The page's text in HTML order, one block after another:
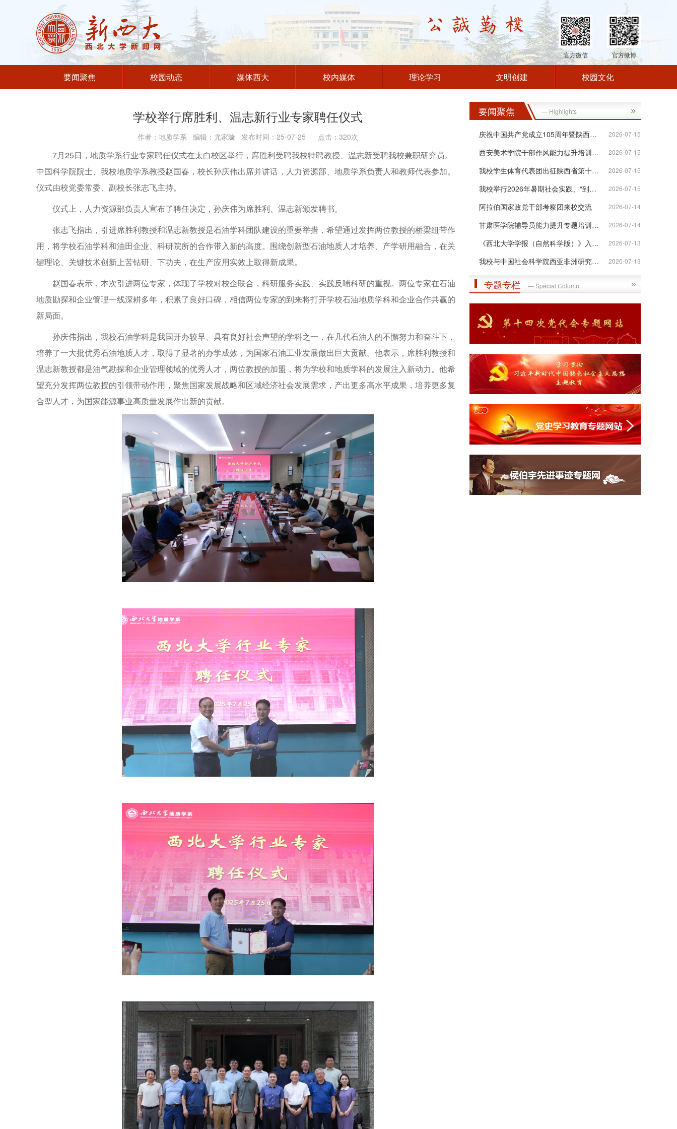
官方微信 官方微博
要闻聚焦 校园动态 媒体西大 校内媒体 理论学习 文明创建 校园文化
学校举行席胜利、温志新行业专家聘任仪式
作者：地质学系 编辑：尤家璇 发布时间：25-07-25 点击： 320次
7月25日，地质学系行业专家聘任仪式在太白校区举行，席胜利受聘我校特聘教授、温志新受聘我校兼职研究员。
中国科学院院士、我校地质学系教授赵国春，校长孙庆伟出席并讲话，人力资源部、地质学系负责人和教师代表参加。
仪式由校党委常委、副校长张志飞主持。
仪式上，人力资源部负责人宣布了聘任决定，孙庆伟为席胜利、温志新颁发聘书。
张志飞指出，引进席胜利教授和温志新教授是石油学科团队建设的重要举措，希望通过发挥两位教授的桥梁纽带作
用，将学校石油学科和油田企业、科研院所的合作带入新的高度。围绕创新型石油地质人才培养、产学研用融合，在关
键理论、关键技术创新上苦钻研、下功夫，在生产应用实效上取得新成果。
赵国春表示，本次引进两位专家，体现了学校对校企联合，科研服务实践、实践反哺科研的重视。两位专家在石油
地质勘探和企业管理一线深耕多年，积累了良好口碑，相信两位专家的到来将打开学校石油地质学科和企业合作共赢的
新局面。
孙庆伟指出，我校石油学科是我国开办较早、具有良好社会声望的学科之一，在几代石油人的不懈努力和奋斗下，
培养了一大批优秀石油地质人才，取得了显著的办学成效，为国家石油工业发展做出巨大贡献。他表示，席胜利教授和
温志新教授都是油气勘探和企业管理领域的优秀人才，两位教授的加盟，将为学校和地质学科的发展注入新动力。他希
望充分发挥两位教授的引领带动作用，聚焦国家发展战略和区域经济社会发展需求，产出更多高水平成果，培养更多复
合型人才，为国家能源事业高质量发展作出新的贡献。
要闻聚焦 — Highlights
2026-07-15
庆祝中国共产党成立105周年暨陕西高校统...
2026-07-15
西安美术学院干部作风能力提升培训班在...
2026-07-15
我校学生体育代表团出征陕西省第十八届...
2026-07-15
我校举行2026年暑期社会实践、“到延安...
2026-07-14
阿拉伯国家政党干部考察团来校交流
2026-07-14
甘肃医学院辅导员能力提升专题培训班在...
2026-07-13
《西北大学学报（自然科学版）》入选“...
2026-07-13
我校与中国社会科学院西亚非洲研究所签...
专题专栏 — Special Column